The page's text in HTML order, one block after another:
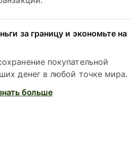
за границу и экономьте на
покупательной
денег в любой точке мира.
больше